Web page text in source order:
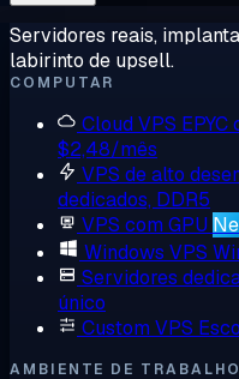
Servidores reais,
labirinto de upsell.
COMPUTAR
Cloud VPS
$2,48/mês
VPS de alto
dedicados, DDR5
VPS com GPU
Windows VPS
Servidores
único
Custom VPS
AMBIENTE DE